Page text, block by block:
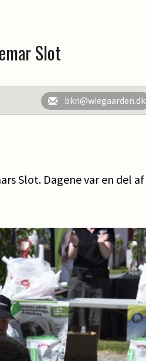
Slot
bkn@wiegaarden.dk
Slot. Dagene var en del